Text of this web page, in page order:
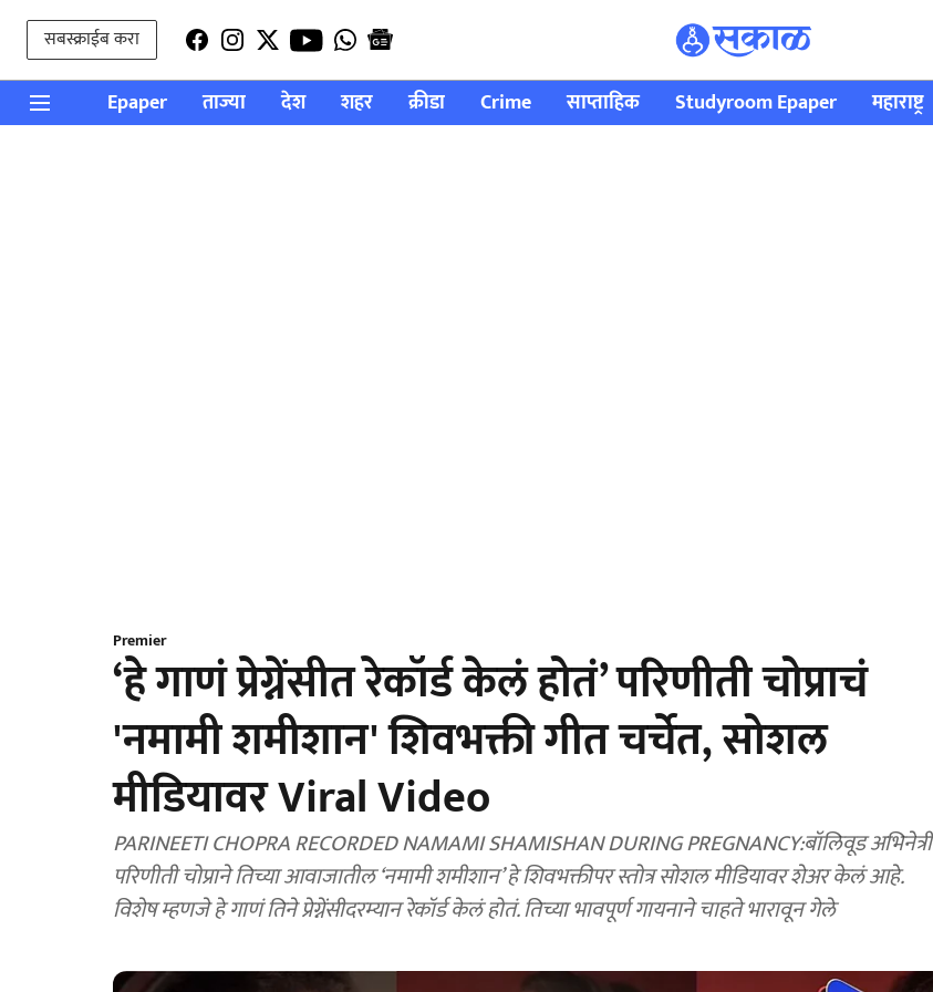
सबस्क्राईब करा
Epaper ताज्या देश शहर क्रीडा Crime साप्ताहिक Studyroom Epaper महाराष्ट्र
Premier
‘हे गाणं प्रेग्नेंसीत रेकॉर्ड केलं होतं’ परिणीती चोप्राचं
'नमामी शमीशान' शिवभक्ती गीत चर्चेत, सोशल
मीडियावर Viral Video
PARINEETI CHOPRA RECORDED NAMAMI SHAMISHAN DURING PREGNANCY:बॉलिवूड अभिनेत्री
परिणीती चोप्राने तिच्या आवाजातील ‘नमामी शमीशान’ हे शिवभक्तीपर स्तोत्र सोशल मीडियावर शेअर केलं आहे.
विशेष म्हणजे हे गाणं तिने प्रेग्नेंसीदरम्यान रेकॉर्ड केलं होतं. तिच्या भावपूर्ण गायनाने चाहते भारावून गेले